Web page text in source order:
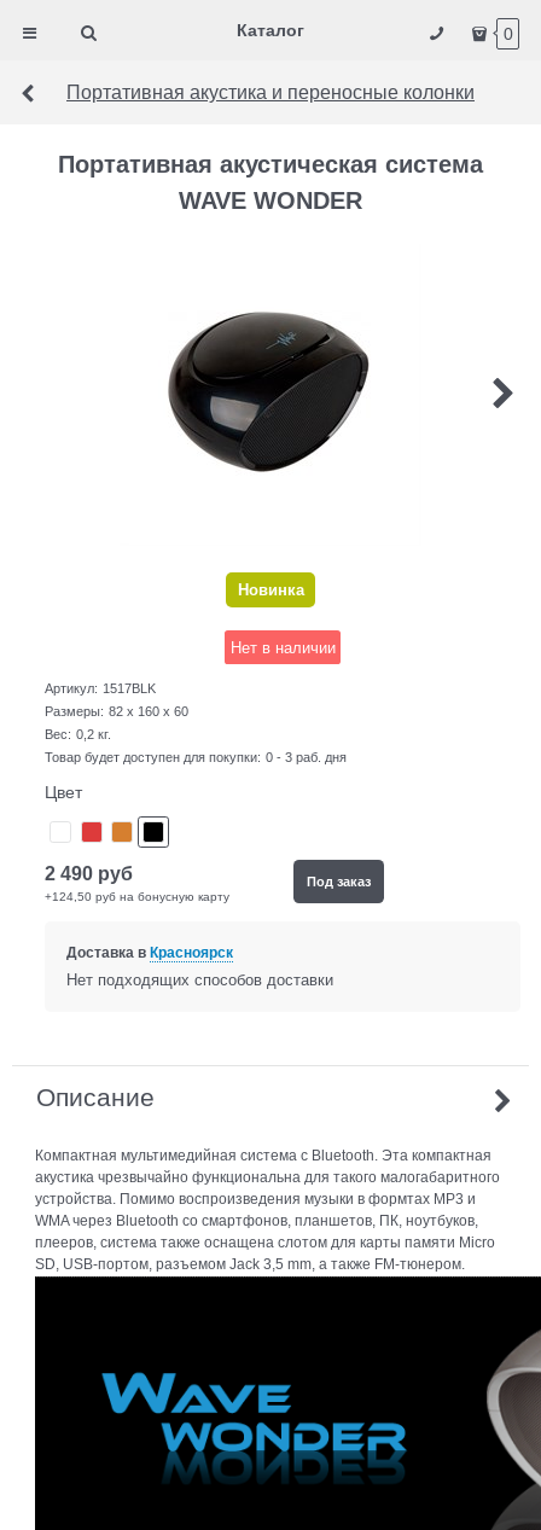
Каталог 0
Портативная акустика и переносные колонки
Портативная акустическая система
WAVE WONDER
Новинка
Нет в наличии
Артикул: 1517BLK
Размеры: 82 x 160 x 60
Вес: 0,2 кг.
Товар будет доступен для покупки: 0 - 3 раб. дня
Цвет
2 490 руб
+124,50 руб на бонусную карту
Под заказ
Доставка в Красноярск
Нет подходящих способов доставки
Описание
Компактная мультимедийная система с Bluetooth. Эта компактная
акустика чрезвычайно функциональна для такого малогабаритного
устройства. Помимо воспроизведения музыки в формтах MP3 и
WMA через Bluetooth со смартфонов, планшетов, ПК, ноутбуков,
плееров, система также оснащена слотом для карты памяти Micro
SD, USB-портом, разъемом Jack 3,5 mm, а также FM-тюнером.